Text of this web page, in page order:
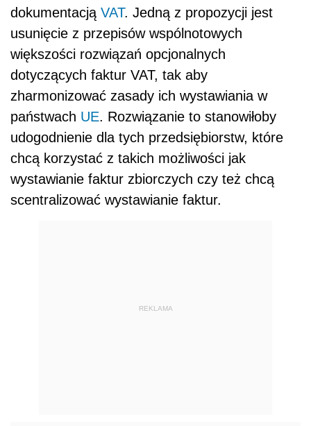
dokumentacją VAT. Jedną z propozycji jest
usunięcie z przepisów wspólnotowych
większości rozwiązań opcjonalnych
dotyczących faktur VAT, tak aby
zharmonizować zasady ich wystawiania w
państwach UE. Rozwiązanie to stanowiłoby
udogodnienie dla tych przedsiębiorstw, które
chcą korzystać z takich możliwości jak
wystawianie faktur zbiorczych czy też chcą
scentralizować wystawianie faktur.
REKLAMA